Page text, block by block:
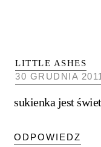
LITTLE ASHES
30 GRUDNIA
sukienka jest
ODPOWIEDZ